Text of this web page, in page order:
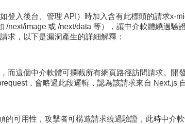
登入後台、管理 API）時加入含有此標頭的請求x-
/next/image 或 /next/data 等），讓中介軟體繞過驗
求，以下是漏洞產生的詳細解釋：
而這個中介軟體可攔截所有網頁路徑訪問請求。開
，會略過此段邏輯，認為該請求來自 Next.js
的可用性，攻擊者可構造請求繞過驗證，此時中介